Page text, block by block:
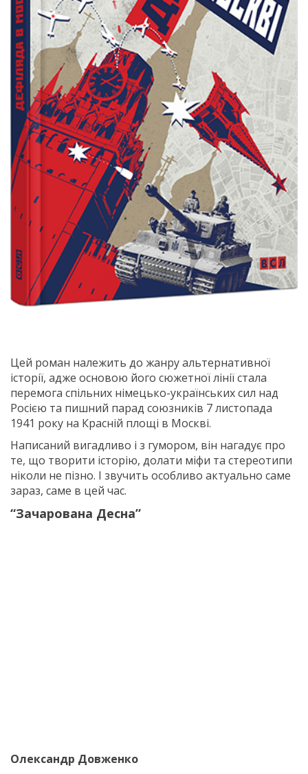
Цей роман належить до жанру альтернативної
історії, адже основою його сюжетної лінії стала
перемога спільних німецько-українських сил над
Росією та пишний парад союзників 7 листопада
1941 року на Красній площі в Москві.
Написаний вигадливо і з гумором, він нагадує про
те, що творити історію, долати міфи та стереотипи
ніколи не пізно. І звучить особливо актуально саме
зараз, саме в цей час.
“Зачарована Десна”
Олександр Довженко